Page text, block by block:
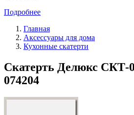
Подробнее
Главная
Аксессуары для дома
Кухонные скатерти
Скатерть Делюкс СКТ-
074204